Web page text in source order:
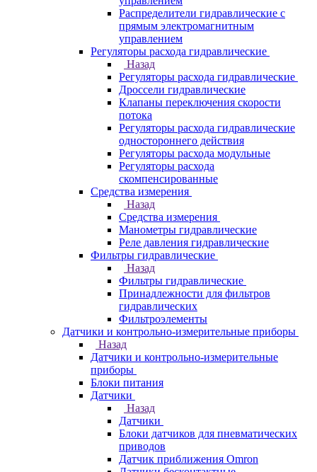
Распределители гидравлические с
прямым электромагнитным
управлением
Регуляторы расхода гидравлические
Назад
Регуляторы расхода гидравлические
Дроссели гидравлические
Клапаны переключения скорости
потока
Регуляторы расхода гидравлические
одностороннего действия
Регуляторы расхода модульные
Регуляторы расхода
скомпенсированные
Средства измерения
Назад
Средства измерения
Манометры гидравлические
Реле давления гидравлические
Фильтры гидравлические
Назад
Фильтры гидравлические
Принадлежности для фильтров
гидравлических
Фильтроэлементы
Датчики и контрольно-измерительные приборы
Назад
Датчики и контрольно-измерительные
приборы
Блоки питания
Датчики
Назад
Датчики
Блоки датчиков для пневматических
приводов
Датчик приближения Omron